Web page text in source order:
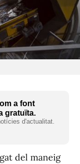
a font
gratuïta.
d'actualitat.
del maneig